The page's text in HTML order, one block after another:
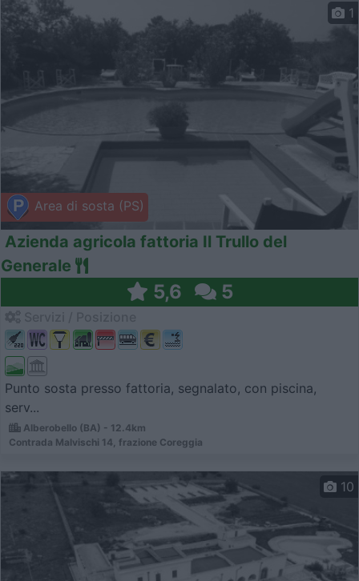
Area di sosta (PS)
1
Azienda agricola fattoria Il Trullo del
Generale
5,6 5
Punto sosta presso fattoria, segnalato, con piscina,
serv...
Alberobello (BA) - 12.4km
Contrada Malvischi 14, frazione Coreggia
10